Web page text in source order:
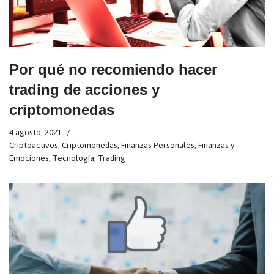
Por qué no recomiendo hacer
trading de acciones y
criptomonedas
4 agosto, 2021
Criptoactivos, Criptomonedas, Finanzas Personales, Finanzas y
Emociones, Tecnología, Trading